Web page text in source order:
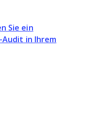
Sie ein
in Ihrem